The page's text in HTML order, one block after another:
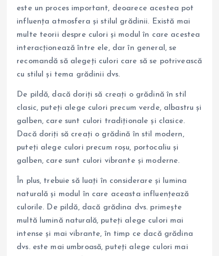
este un proces important, deoarece acestea pot
influența atmosfera și stilul grădinii. Există mai
multe teorii despre culori și modul în care acestea
interacționează între ele, dar în general, se
recomandă să alegeți culori care să se potrivească
cu stilul și tema grădinii dvs.
De pildă, dacă doriți să creați o grădină în stil
clasic, puteți alege culori precum verde, albastru și
galben, care sunt culori tradiționale și clasice.
Dacă doriți să creați o grădină în stil modern,
puteți alege culori precum roșu, portocaliu și
galben, care sunt culori vibrante și moderne.
În plus, trebuie să luați în considerare și lumina
naturală și modul în care aceasta influențează
culorile. De pildă, dacă grădina dvs. primește
multă lumină naturală, puteți alege culori mai
intense și mai vibrante, în timp ce dacă grădina
dvs. este mai umbroasă, puteți alege culori mai